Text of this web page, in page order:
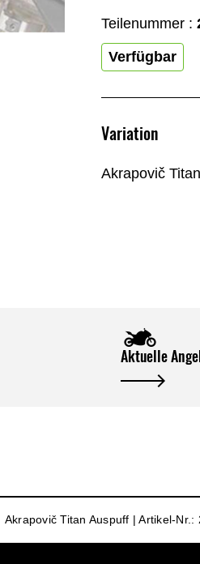
Teilenummer :
Verfügbar
Variation
Akrapovič
Aktuelle
Akrapovič Titan Auspuff | Artikel-Nr.: